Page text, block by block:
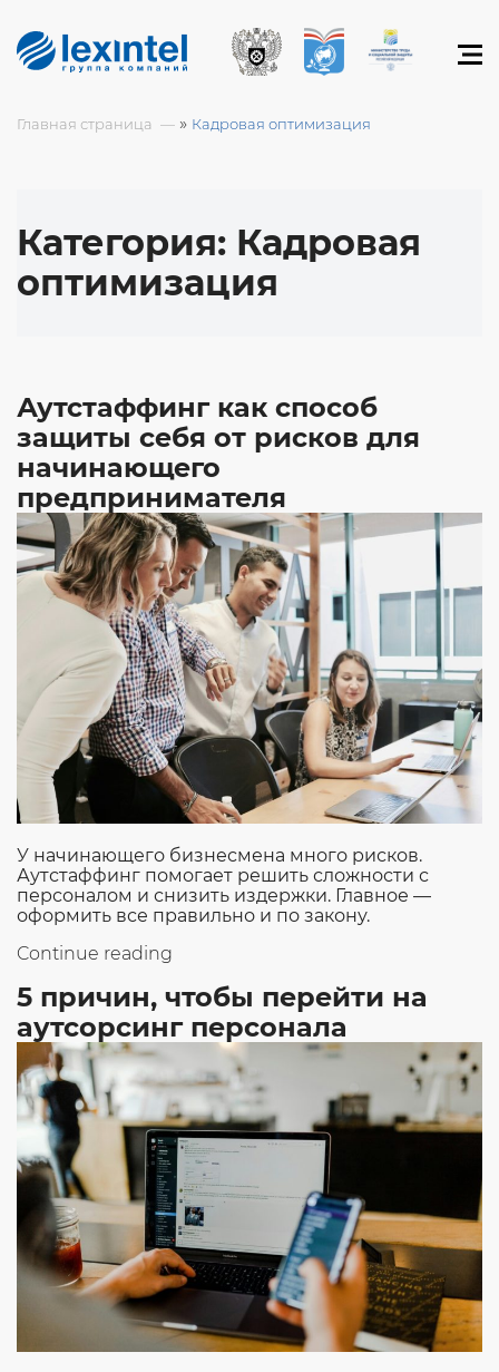
Главная страница » Кадровая оптимизация
Категория: Кадровая
оптимизация
Аутстаффинг как способ
защиты себя от рисков для
начинающего
предпринимателя
У начинающего бизнесмена много рисков.
Аутстаффинг помогает решить сложности с
персоналом и снизить издержки. Главное —
оформить все правильно и по закону.
Continue reading
способ
защиты
себя
рисков
для
начинающего
предпринимателя»
5 причин, чтобы перейти на
аутсорсинг персонала